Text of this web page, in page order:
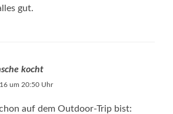
gut.
kocht
um 20:50 Uhr
auf dem Outdoor-Trip bist: